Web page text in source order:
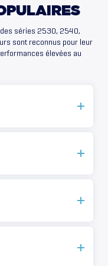
séries 2530, 2540,
sont reconnus pour leur
élevées au